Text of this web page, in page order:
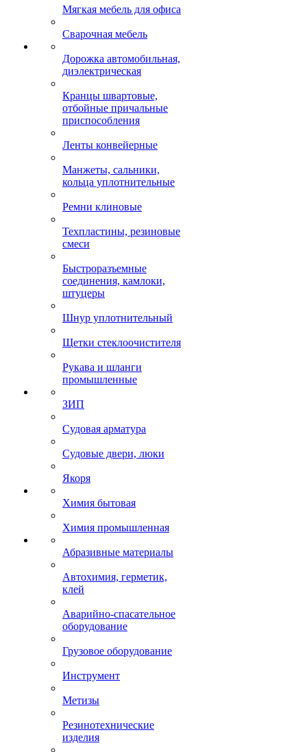
Мягкая мебель для офиса
Сварочная мебель
Дорожка автомобильная,
диэлектрическая
Кранцы швартовые,
отбойные причальные
приспособления
Ленты конвейерные
Манжеты, сальники,
кольца уплотнительные
Ремни клиновые
Техпластины, резиновые
смеси
Быстроразъемные
соединения, камлоки,
штуцеры
Шнур уплотнительный
Щетки стеклоочистителя
Рукава и шланги
промышленные
ЗИП
Судовая арматура
Судовые двери, люки
Якоря
Химия бытовая
Химия промышленная
Абразивные материалы
Автохимия, герметик,
клей
Аварийно-спасательное
оборудование
Грузовое оборудование
Инструмент
Метизы
Резинотехнические
изделия